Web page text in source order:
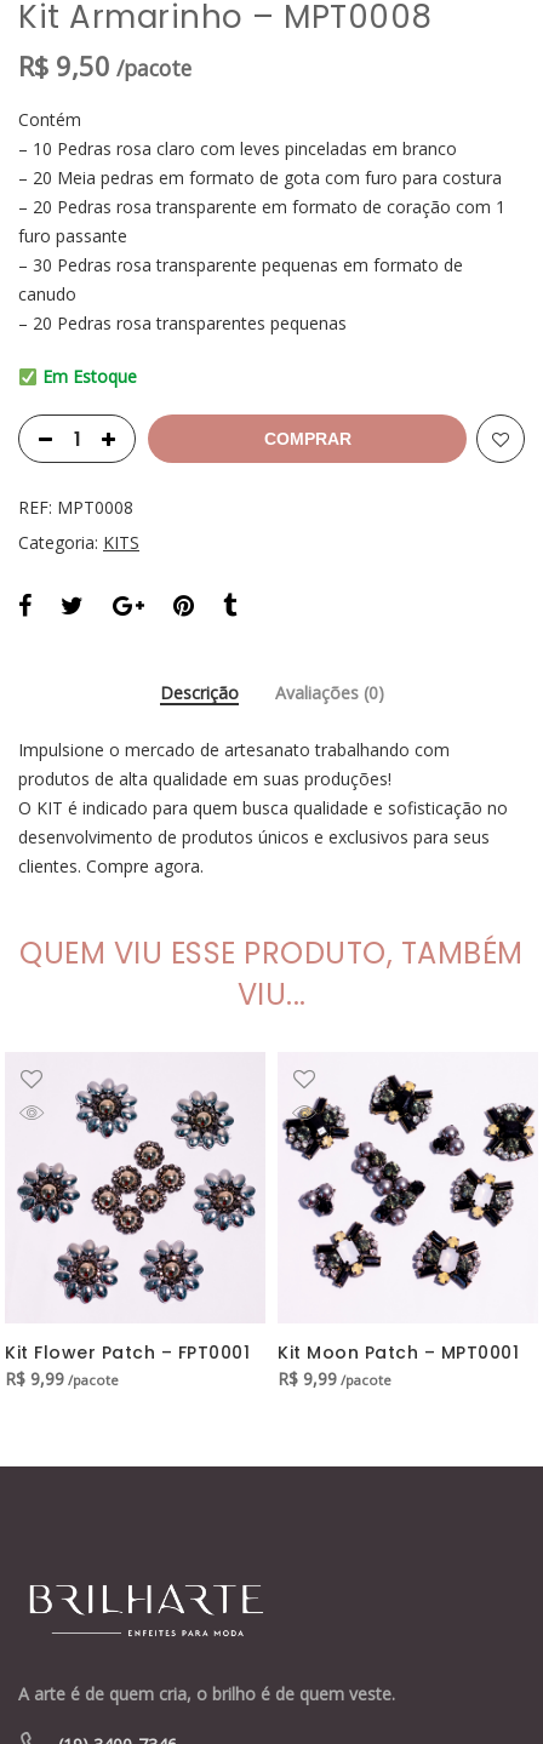
Kit Armarinho – MPT0008
R$ 9,50 /pacote
Contém
– 10 Pedras rosa claro com leves pinceladas em branco
– 20 Meia pedras em formato de gota com furo para costura
– 20 Pedras rosa transparente em formato de coração com 1
furo passante
– 30 Pedras rosa transparente pequenas em formato de
canudo
– 20 Pedras rosa transparentes pequenas
Em Estoque
COMPRAR
REF: MPT0008
Categoria: KITS
Descrição Avaliações (0)
Impulsione o mercado de artesanato trabalhando com
produtos de alta qualidade em suas produções!
O KIT é indicado para quem busca qualidade e sofisticação no
desenvolvimento de produtos únicos e exclusivos para seus
clientes. Compre agora.
QUEM VIU ESSE PRODUTO, TAMBÉM
VIU...
Kit Flower Patch – FPT0001
R$ 9,99 /pacote
Kit Moon Patch – MPT0001
R$ 9,99 /pacote
A arte é de quem cria, o brilho é de quem veste.